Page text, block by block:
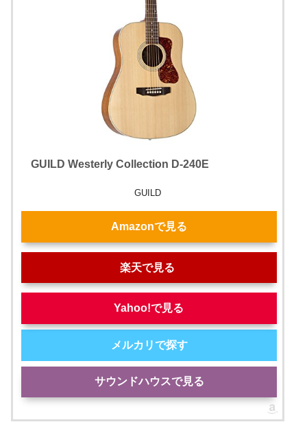
GUILD Westerly Collection D-240E
GUILD
Amazonで見る
楽天で見る
Yahoo!で見る
メルカリで探す
サウンドハウスで見る